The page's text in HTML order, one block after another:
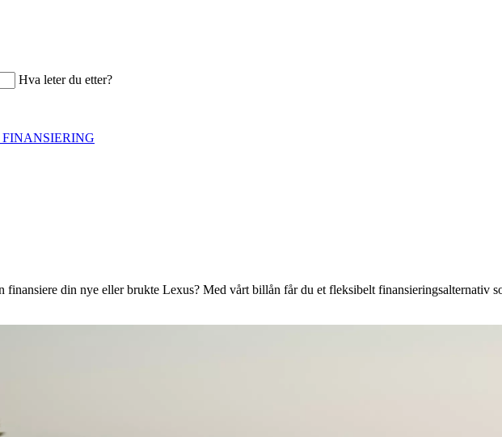
Hva leter du etter?
FINANSIERING
finansiere din nye eller brukte Lexus? Med vårt billån får du et fleksibelt finansieringsalternativ